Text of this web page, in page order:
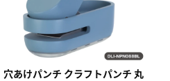
穴あけパンチ クラフトパンチ 丸